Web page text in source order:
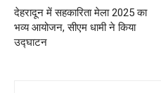
देहरादून में सहकारिता मेला 2025 का
भव्य आयोजन, सीएम धामी ने किया
उद्घाटन